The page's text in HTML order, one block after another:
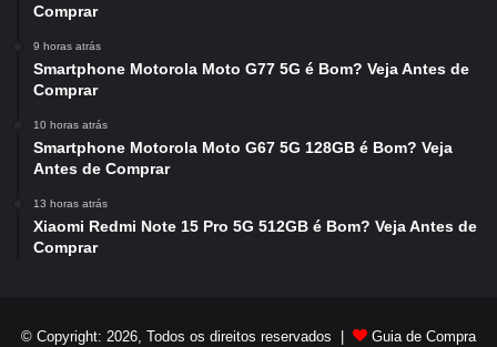
Comprar
9 horas atrás
Smartphone Motorola Moto G77 5G é Bom? Veja Antes de
Comprar
10 horas atrás
Smartphone Motorola Moto G67 5G 128GB é Bom? Veja
Antes de Comprar
13 horas atrás
Xiaomi Redmi Note 15 Pro 5G 512GB é Bom? Veja Antes de
Comprar
© Copyright: 2026, Todos os direitos reservados | Guia de Compra